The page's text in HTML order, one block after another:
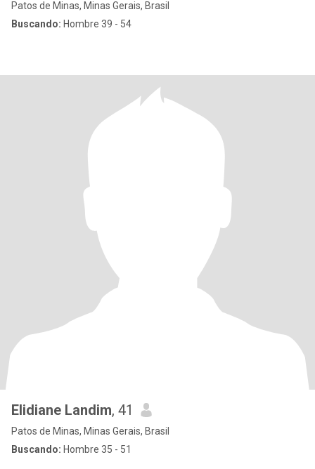
Patos de Minas, Minas Gerais, Brasil
Buscando: Hombre 39 - 54
Elidiane Landim, 41
Patos de Minas, Minas Gerais, Brasil
Buscando: Hombre 35 - 51